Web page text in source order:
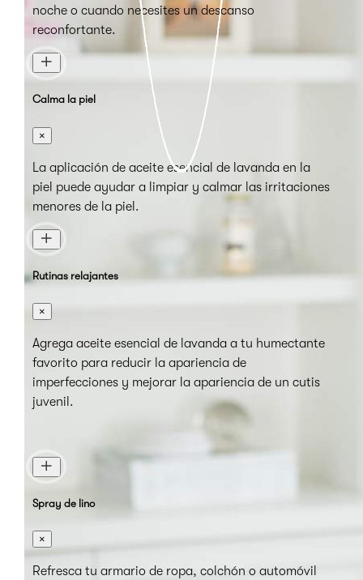
noche o cuando necesites un descanso
reconfortante.
Calma la piel
×
La aplicación de aceite esencial de lavanda en la
piel puede ayudar a limpiar y calmar las irritaciones
menores de la piel.
Rutinas relajantes
×
Agrega aceite esencial de lavanda a tu humectante
favorito para reducir la apariencia de
imperfecciones y mejorar la apariencia de un cutis
juvenil.
Spray de lino
×
Refresca tu armario de ropa, colchón o automóvil